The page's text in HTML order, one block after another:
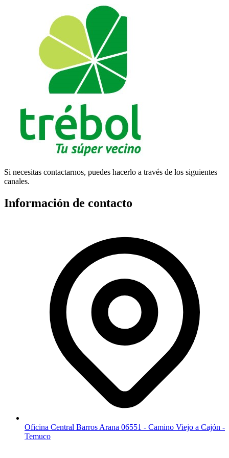
Si necesitas contactarnos, puedes hacerlo a través de los siguientes
canales.
Información de contacto
Oficina Central Barros Arana 06551 - Camino Viejo a Cajón -
Temuco